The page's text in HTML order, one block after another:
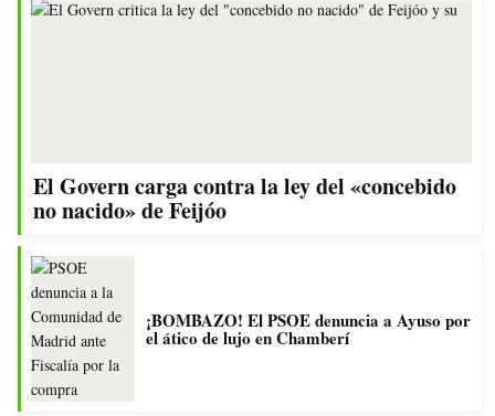
El Govern carga contra la ley del «concebido
no nacido» de Feijóo
¡BOMBAZO! El PSOE denuncia a Ayuso por
el ático de lujo en Chamberí